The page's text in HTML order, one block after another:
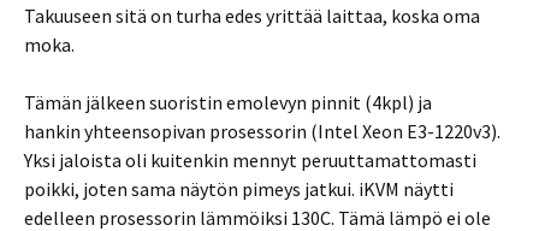
Takuuseen sitä on turha edes yrittää laittaa, koska oma
moka.
Tämän jälkeen suoristin emolevyn pinnit (4kpl) ja
hankin yhteensopivan prosessorin (Intel Xeon E3-1220v3).
Yksi jaloista oli kuitenkin mennyt peruuttamattomasti
poikki, joten sama näytön pimeys jatkui. iKVM näytti
edelleen prosessorin lämmöiksi 130C. Tämä lämpö ei ole